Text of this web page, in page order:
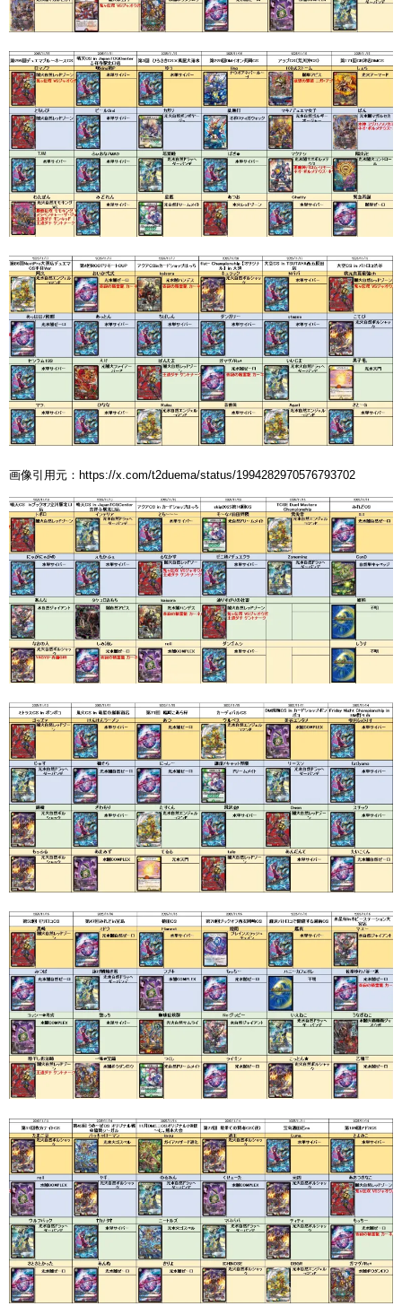
画像引用元：https://x.com/t2duema/status/1994282970576793702